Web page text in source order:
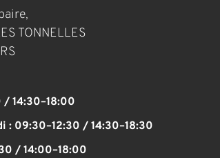
TONNELLES
/ 14:30–18:00
: 09:30–12:30 / 14:30–18:30
/ 14:00–18:00